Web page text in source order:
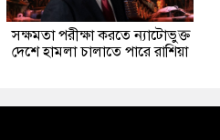
সক্ষমতা পরীক্ষা করতে ন্যাটোভুক্ত
দেশে হামলা চালাতে পারে রাশিয়া